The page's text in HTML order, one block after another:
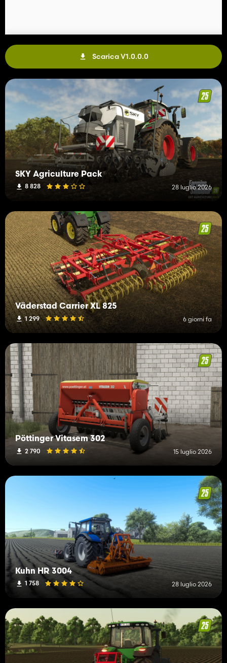
Scarica V1.0.0.0
SKY Agriculture Pack
8 828 28 luglio 2026
Väderstad Carrier XL 825
1 299 6 giorni fa
Pöttinger Vitasem 302
2 790 15 luglio 2026
Kuhn HR 3004
1 758 28 luglio 2026